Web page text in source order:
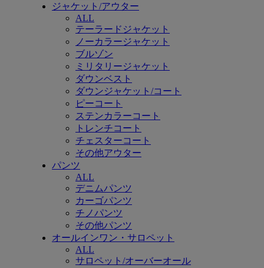
ジャケット/アウター
ALL
テーラードジャケット
ノーカラージャケット
ブルゾン
ミリタリージャケット
ダウンベスト
ダウンジャケット/コート
ピーコート
ステンカラーコート
トレンチコート
チェスターコート
その他アウター
パンツ
ALL
デニムパンツ
カーゴパンツ
チノパンツ
その他パンツ
オールインワン・サロペット
ALL
サロペット/オーバーオール